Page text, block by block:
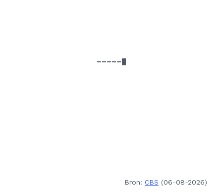
Bron: CBS (06-08-2026)